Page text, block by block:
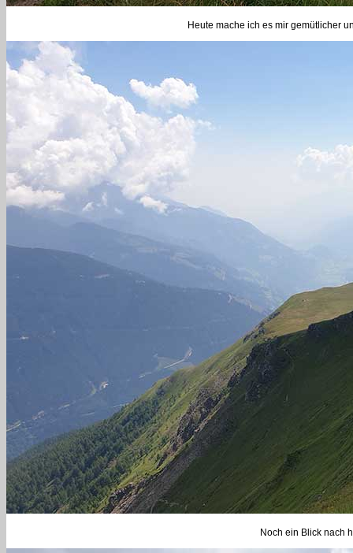
Heute mache ich es mir gemütlicher
Noch ein Blick nach